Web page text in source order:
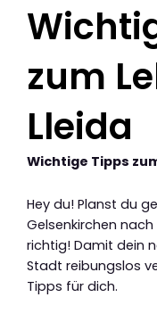
zum
Lleida
Wichtige Tipps
Hey du! Planst du
Gelsenkirchen
richtig! Damit dein
Stadt reibungslos
Tipps für dich.